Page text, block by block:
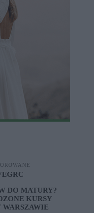
DO MATURY?
KURSY